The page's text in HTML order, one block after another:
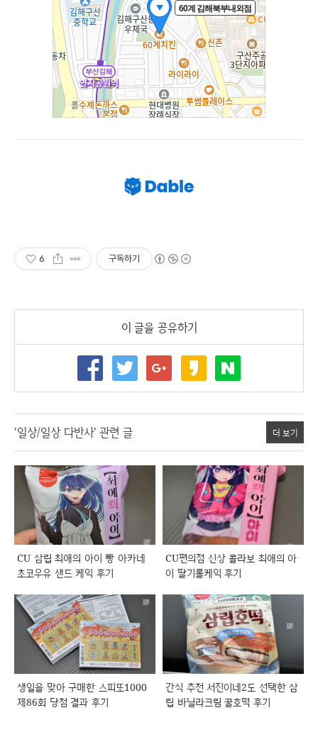
6 구독하기
이 글을 공유하기
'일상/일상 다반사' 관련 글 더 보기
CU 삼립 최애의 아이 빵 아카네
초코우유 샌드 케익 후기
CU편의점 신상 콜라보 최애의 아
이 딸기롤케익 후기
생일을 맞아 구매한 스피또1000
제86회 당첨 결과 후기
간식 추천 서진이네2도 선택한 삼
립 바닐라크림 꿀호떡 후기